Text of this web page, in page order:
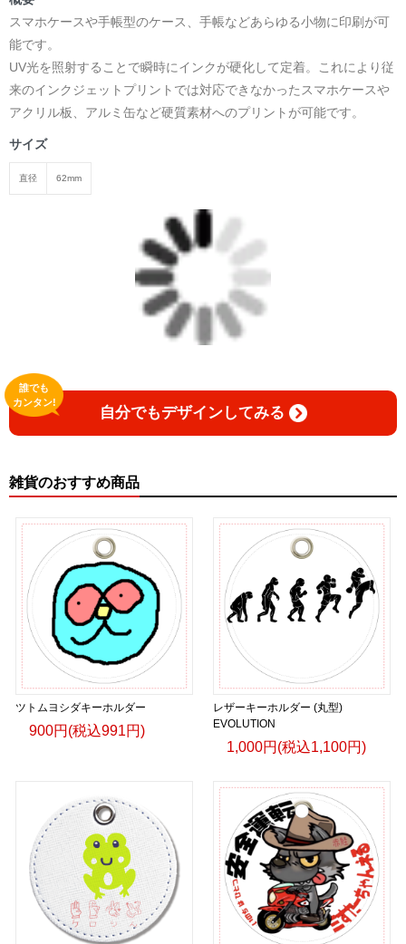
スマホケースや手帳型のケース、手帳などあらゆる小物に印刷が可
能です。
UV光を照射することで瞬時にインクが硬化して定着。これにより従
来のインクジェットプリントでは対応できなかったスマホケースや
アクリル板、アルミ缶など硬質素材へのプリントが可能です。
サイズ
直径 62mm
自分でもデザインしてみる
誰でも
カンタン!
雑貨のおすすめ商品
ツトムヨシダキーホルダー
900円(税込991円)
レザーキーホルダー (丸型)
EVOLUTION
1,000円(税込1,100円)